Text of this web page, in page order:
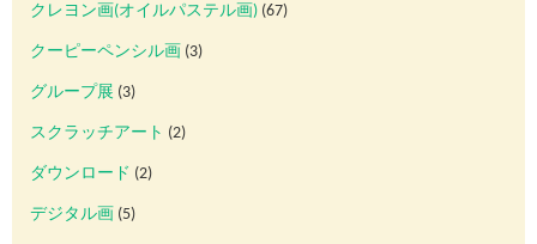
クレヨン画(オイルパステル画) (67)
クーピーペンシル画 (3)
グループ展 (3)
スクラッチアート (2)
ダウンロード (2)
デジタル画 (5)